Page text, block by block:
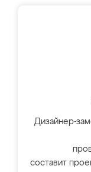
Дизайнер-
составит